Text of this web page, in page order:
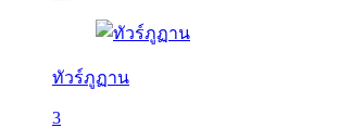
ทัวร์ภูฏาน
3